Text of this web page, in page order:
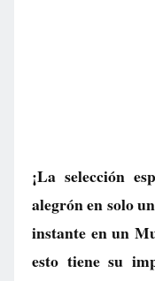
¡La selección
alegrón en solo
instante en un
esto tiene su